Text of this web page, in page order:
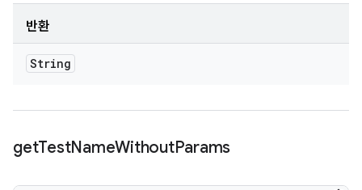
반환
String
getTestNameWithoutParams